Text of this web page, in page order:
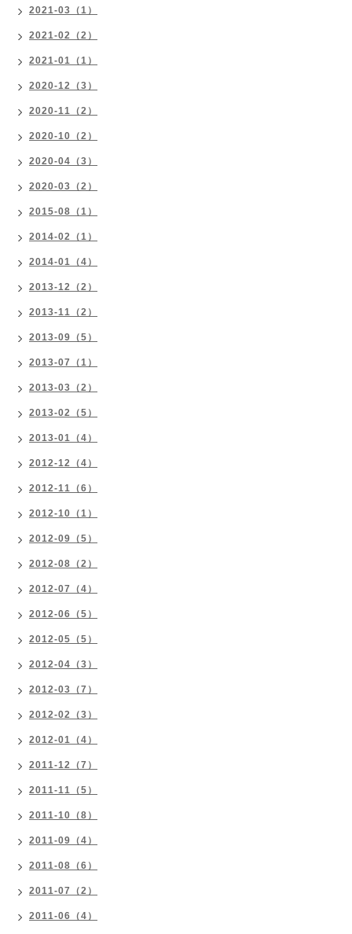
2021-03（1）
2021-02（2）
2021-01（1）
2020-12（3）
2020-11（2）
2020-10（2）
2020-04（3）
2020-03（2）
2015-08（1）
2014-02（1）
2014-01（4）
2013-12（2）
2013-11（2）
2013-09（5）
2013-07（1）
2013-03（2）
2013-02（5）
2013-01（4）
2012-12（4）
2012-11（6）
2012-10（1）
2012-09（5）
2012-08（2）
2012-07（4）
2012-06（5）
2012-05（5）
2012-04（3）
2012-03（7）
2012-02（3）
2012-01（4）
2011-12（7）
2011-11（5）
2011-10（8）
2011-09（4）
2011-08（6）
2011-07（2）
2011-06（4）